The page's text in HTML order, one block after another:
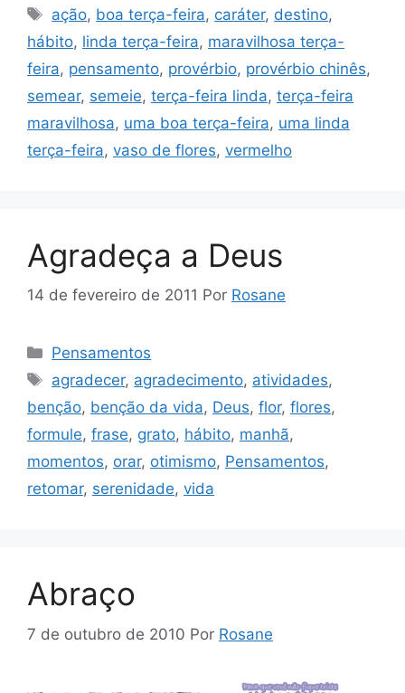
Tags
ação, boa terça-feira, caráter, destino,
hábito, linda terça-feira, maravilhosa terça-
feira, pensamento, provérbio, provérbio chinês,
semear, semeie, terça-feira linda, terça-feira
maravilhosa, uma boa terça-feira, uma linda
terça-feira, vaso de flores, vermelho
Agradeça a Deus
14 de fevereiro de 2011 Por Rosane
Categorias
Pensamentos
Tags
agradecer, agradecimento, atividades,
benção, benção da vida, Deus, flor, flores,
formule, frase, grato, hábito, manhã,
momentos, orar, otimismo, Pensamentos,
retomar, serenidade, vida
Abraço
7 de outubro de 2010 Por Rosane